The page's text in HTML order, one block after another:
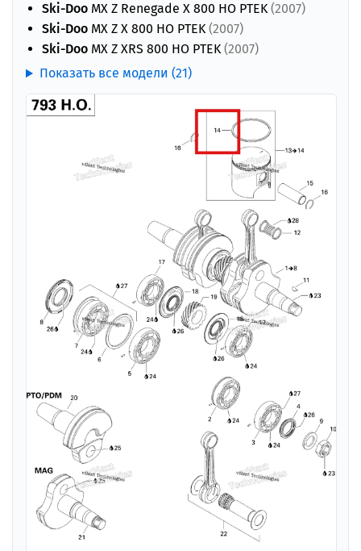
Ski-Doo MX Z Renegade X 800 HO PTEK(2007)
Ski-Doo MX Z X 800 HO PTEK(2007)
Ski-Doo MX Z XRS 800 HO PTEK(2007)
Показать все модели (21)